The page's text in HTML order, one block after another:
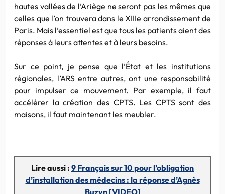
hautes vallées de l’Ariège ne seront pas les mêmes que
celles que l’on trouvera dans le XIIIe arrondissement de
Paris. Mais l’essentiel est que tous les patients aient des
réponses à leurs attentes et à leurs besoins.
Sur ce point, je pense que l’État et les institutions
régionales, l’ARS entre autres, ont une responsabilité
pour impulser ce mouvement. Par exemple, il faut
accélérer la création des CPTS. Les CPTS sont des
maisons, il faut maintenant les meubler.
Lire aussi : 9 Français sur 10 pour l’obligation
d’installation des médecins : la réponse d’Agnès
Buzyn [VIDEO]